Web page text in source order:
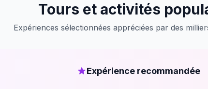
Tours et activités
Expériences sélectionnées appréciées par des
Expérience recommandée